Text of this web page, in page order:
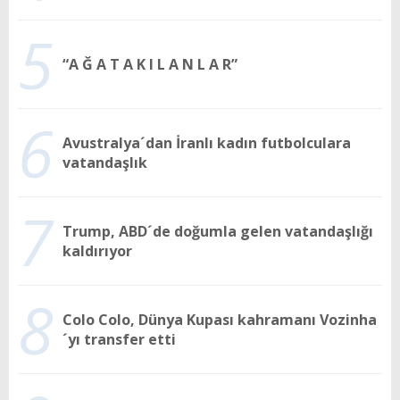
5 “A Ğ A T A K I L A N L A R”
6 Avustralya´dan İranlı kadın futbolculara
vatandaşlık
7 Trump, ABD´de doğumla gelen vatandaşlığı
kaldırıyor
8 Colo Colo, Dünya Kupası kahramanı Vozinha
´yı transfer etti